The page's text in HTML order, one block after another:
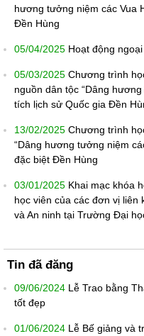
hương tưởng niệm các Vua
Đền Hùng
05/04/2025 Hoạt động
05/03/2025 Chương trình
nguồn dân tộc “Dâng
tích lịch sử Quốc gia Đền
13/02/2025 Chương trình
“Dâng hương tưởng niệm
đặc biệt Đền Hùng
03/01/2025 Khai mạc khóa
học viên của các đơn vị liên
và An ninh tại Trường Đại
Tin đã đăng
09/06/2024 Lễ Trao bằng
tốt đẹp
01/06/2024 Lễ Bế giảng và